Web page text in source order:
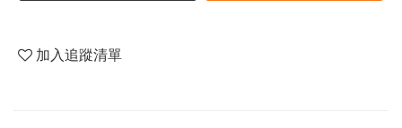
加入追蹤清單